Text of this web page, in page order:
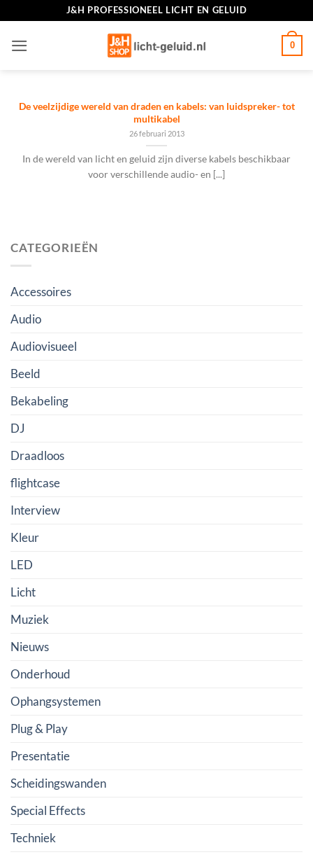
inhoud
J&H PROFESSIONEEL LICHT EN GELUID
0
CATEGORIEËN
Accessoires
Audio
Audiovisueel
Beeld
Bekabeling
DJ
Draadloos
flightcase
Interview
Kleur
LED
Licht
Muziek
Nieuws
Onderhoud
Ophangsystemen
Plug & Play
Presentatie
Scheidingswanden
Special Effects
Techniek
De veelzijdige wereld van draden en kabels: van luidspreker- tot
multikabel
26 februari 2013
In de wereld van licht en geluid zijn diverse kabels beschikbaar
voor verschillende audio- en [...]